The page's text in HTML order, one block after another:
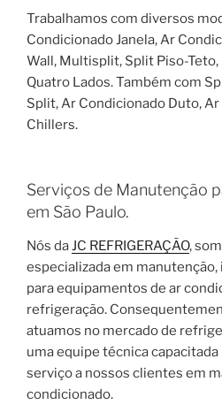
Trabalhamos com diversos
Condicionado Janela, Ar
Wall, Multisplit, Split Piso-
Quatro Lados. Também com
Split, Ar Condicionado Duto,
Chillers.
Serviços de Manutenção
em São Paulo.
Nós daJC REFRIGERAÇÃO,
especializada em
para equipamentos de ar
refrigeração.
atuamos no mercado de
uma equipe técnica
serviço a nossos clientes em
condicionado.